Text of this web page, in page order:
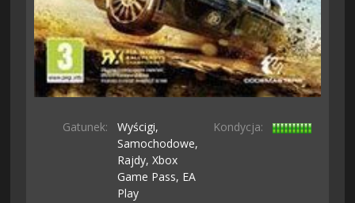
Gatunek:
Wyścigi,
Samochodowe,
Rajdy,Xbox
Game Pass, EA
Play
Kondycja: